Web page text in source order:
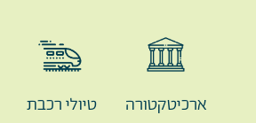
ארכיטקטורה טיולי רכבת